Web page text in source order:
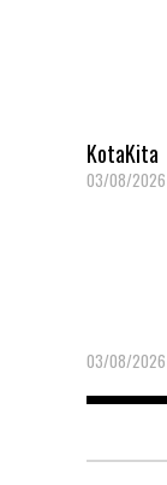
KotaKita
03/08/2026
03/08/2026